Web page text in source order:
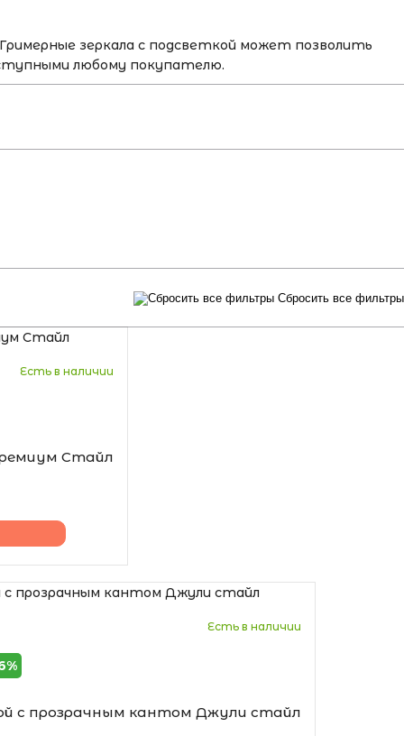
зеркала с подсветкой может позволить
любому покупателю.
Сбросить все фильтры
Есть в наличии
Стайл
Есть в наличии
с прозрачным кантом Джули стайл